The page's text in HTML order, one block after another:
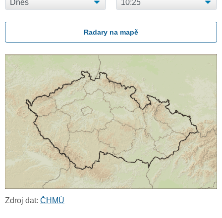
Radary na mapě
Zdroj dat: ČHMÚ